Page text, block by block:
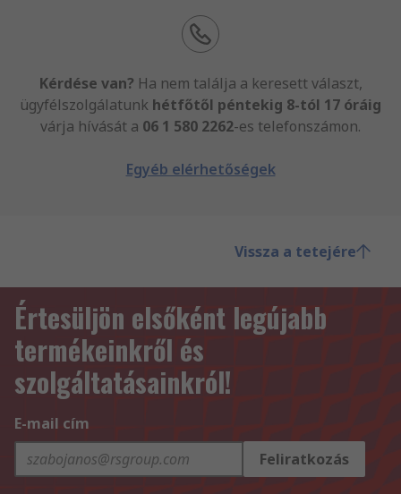
Kérdése van? Ha nem találja a keresett választ,
ügyfélszolgálatunk hétfőtől péntekig 8-tól 17 óráig
várja hívását a 06 1 580 2262-es telefonszámon.
Egyéb elérhetőségek
Vissza a tetejére
Értesüljön elsőként legújabb
termékeinkről és
szolgáltatásainkról!
E-mail cím
Feliratkozás